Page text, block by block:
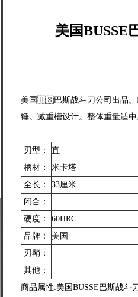
美国BUSSE
美国🇺🇸巴斯战斗刀公司出品。
锤。减重槽设计。整体重量适
刃型： 直
柄材：
米卡塔
全长：
33厘米
闭合：
硬度：
60HRC
品牌：
美国
刃鞘：
其他：
商品属性:美国BUSSE巴斯战斗